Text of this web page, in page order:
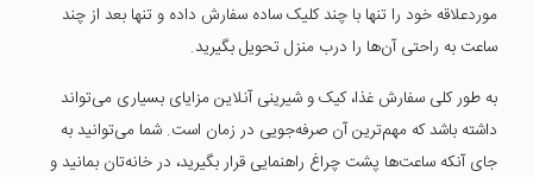
موردعلاقه خود را تنها با چند کلیک ساده سفارش داده و تنها بعد از چند
ساعت به راحتی آن‌ها را درب منزل تحویل بگیرید.
به طور کلی سفارش غذا، کیک و شیرینی آنلاین مزایای بسیاری می‌تواند
داشته باشد که مهم‌ترین آن صرفه‌جویی در زمان است. شما می‌توانید به
جای آنکه ساعت‌ها پشت چراغ راهنمایی قرار بگیرید، در خانه‌تان بمانید و